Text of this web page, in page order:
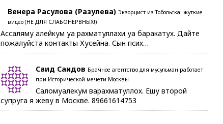
Венера Расулова (Разулева) Экзорцист из Тобольска: жуткие
видео (НЕ ДЛЯ СЛАБОНЕРВНЫХ!)
Ассаляму алейкум уа рахматуллахи уа баракатух. Дайте
пожалуйста контакты Хусейна. Сын псих…
Саид Саидов Брачное агентство для мусульман работает
при Исторической мечети Москвы
Саломуалекум варахматуллох. Ешу второй
супруга я жеву в Москве. 89661614753